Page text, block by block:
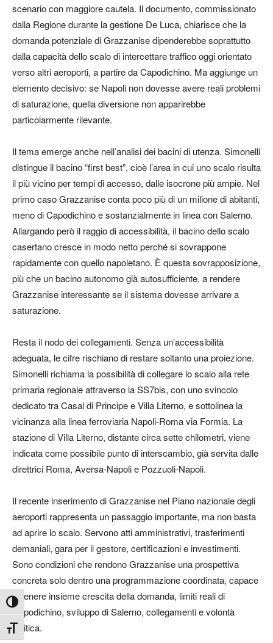
Attiva/disattiva alto contrasto
Attiva/disattiva dimensione testo
scenario con maggiore cautela. Il documento, commissionato
dalla Regione durante la gestione De Luca, chiarisce che la
domanda potenziale di Grazzanise dipenderebbe soprattutto
dalla capacità dello scalo di intercettare traffico oggi orientato
verso altri aeroporti, a partire da Capodichino. Ma aggiunge un
elemento decisivo: se Napoli non dovesse avere reali problemi
di saturazione, quella diversione non apparirebbe
particolarmente rilevante.
Il tema emerge anche nell’analisi dei bacini di utenza. Simonelli
distingue il bacino “first best”, cioè l’area in cui uno scalo risulta
il più vicino per tempi di accesso, dalle isocrone più ampie. Nel
primo caso Grazzanise conta poco più di un milione di abitanti,
meno di Capodichino e sostanzialmente in linea con Salerno.
Allargando però il raggio di accessibilità, il bacino dello scalo
casertano cresce in modo netto perché si sovrappone
rapidamente con quello napoletano. È questa sovrapposizione,
più che un bacino autonomo già autosufficiente, a rendere
Grazzanise interessante se il sistema dovesse arrivare a
saturazione.
Resta il nodo dei collegamenti. Senza un’accessibilità
adeguata, le cifre rischiano di restare soltanto una proiezione.
Simonelli richiama la possibilità di collegare lo scalo alla rete
primaria regionale attraverso la SS7bis, con uno svincolo
dedicato tra Casal di Principe e Villa Literno, e sottolinea la
vicinanza alla linea ferroviaria Napoli-Roma via Formia. La
stazione di Villa Literno, distante circa sette chilometri, viene
indicata come possibile punto di interscambio, già servita dalle
direttrici Roma, Aversa-Napoli e Pozzuoli-Napoli.
Il recente inserimento di Grazzanise nel Piano nazionale degli
aeroporti rappresenta un passaggio importante, ma non basta
ad aprire lo scalo. Servono atti amministrativi, trasferimenti
demaniali, gara per il gestore, certificazioni e investimenti.
Sono condizioni che rendono Grazzanise una prospettiva
concreta solo dentro una programmazione coordinata, capace
di tenere insieme crescita della domanda, limiti reali di
Capodichino, sviluppo di Salerno, collegamenti e volontà
politica.